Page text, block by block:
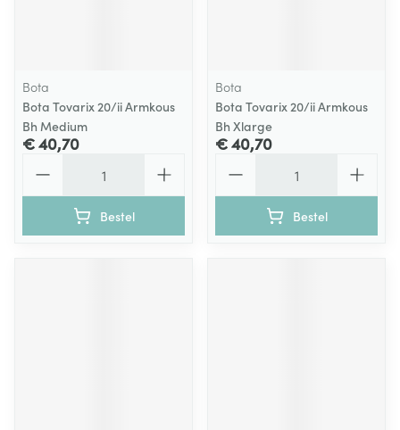
Bota
Bota Tovarix 20/ii Armkous
Bh Medium
€ 40,70
Bestel
Bota
Bota Tovarix 20/ii Armkous
Bh Xlarge
€ 40,70
Bestel